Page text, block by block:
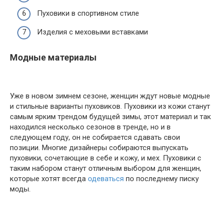
Пуховики в спортивном стиле
Изделия с меховыми вставками
Модные материалы
Уже в новом зимнем сезоне, женщин ждут новые модные
и стильные варианты пуховиков. Пуховики из кожи станут
самым ярким трендом будущей зимы, этот материал и так
находился несколько сезонов в тренде, но и в
следующем году, он не собирается сдавать свои
позиции. Многие дизайнеры собираются выпускать
пуховики, сочетающие в себе и кожу, и мех. Пуховики с
таким набором станут отличным выбором для женщин,
которые хотят всегда одеваться по последнему писку
моды.